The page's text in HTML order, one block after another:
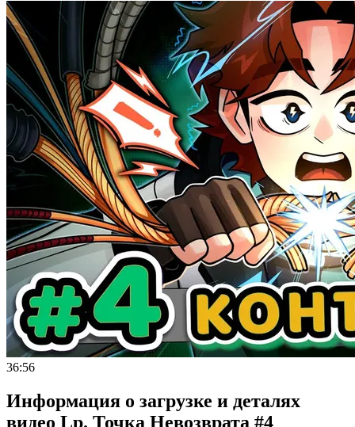
36:56
Информация о загрузке и деталях
видео Lp. Точка Невозврата #4